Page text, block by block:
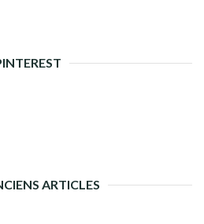
ARTICLES